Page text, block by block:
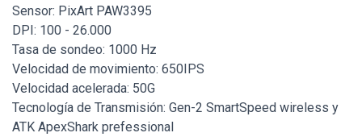
Sensor: PixArt PAW3395
DPI: 100 - 26.000
Tasa de sondeo: 1000 Hz
Velocidad de movimiento: 650IPS
Velocidad acelerada: 50G
Tecnología de Transmisión: Gen-2 SmartSpeed wireless y
ATK ApexShark prefessional